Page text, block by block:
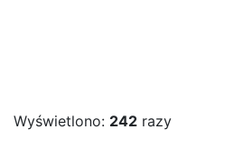
Wyświetlono: 242 razy